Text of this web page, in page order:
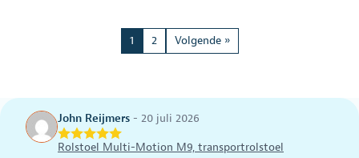
kan
gekozen
worden
meerdere
variaties.
kan
gekozen
op
1 2 Volgende »
John Reijmers - 20 juli 2026
Rolstoel Multi-Motion M9, transportrolstoel